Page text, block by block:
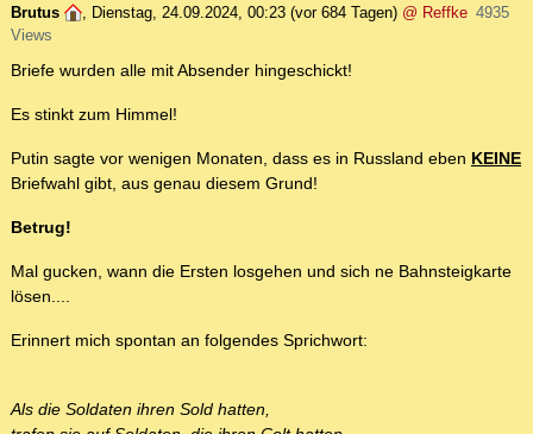
Brutus , Dienstag, 24.09.2024, 00:23 (vor 684 Tagen) @ Reffke 4935
Views
Briefe wurden alle mit Absender hingeschickt!
Es stinkt zum Himmel!
Putin sagte vor wenigen Monaten, dass es in Russland eben KEINE
Briefwahl gibt, aus genau diesem Grund!
Betrug!
Mal gucken, wann die Ersten losgehen und sich ne Bahnsteigkarte
lösen....
Erinnert mich spontan an folgendes Sprichwort:
Als die Soldaten ihren Sold hatten,